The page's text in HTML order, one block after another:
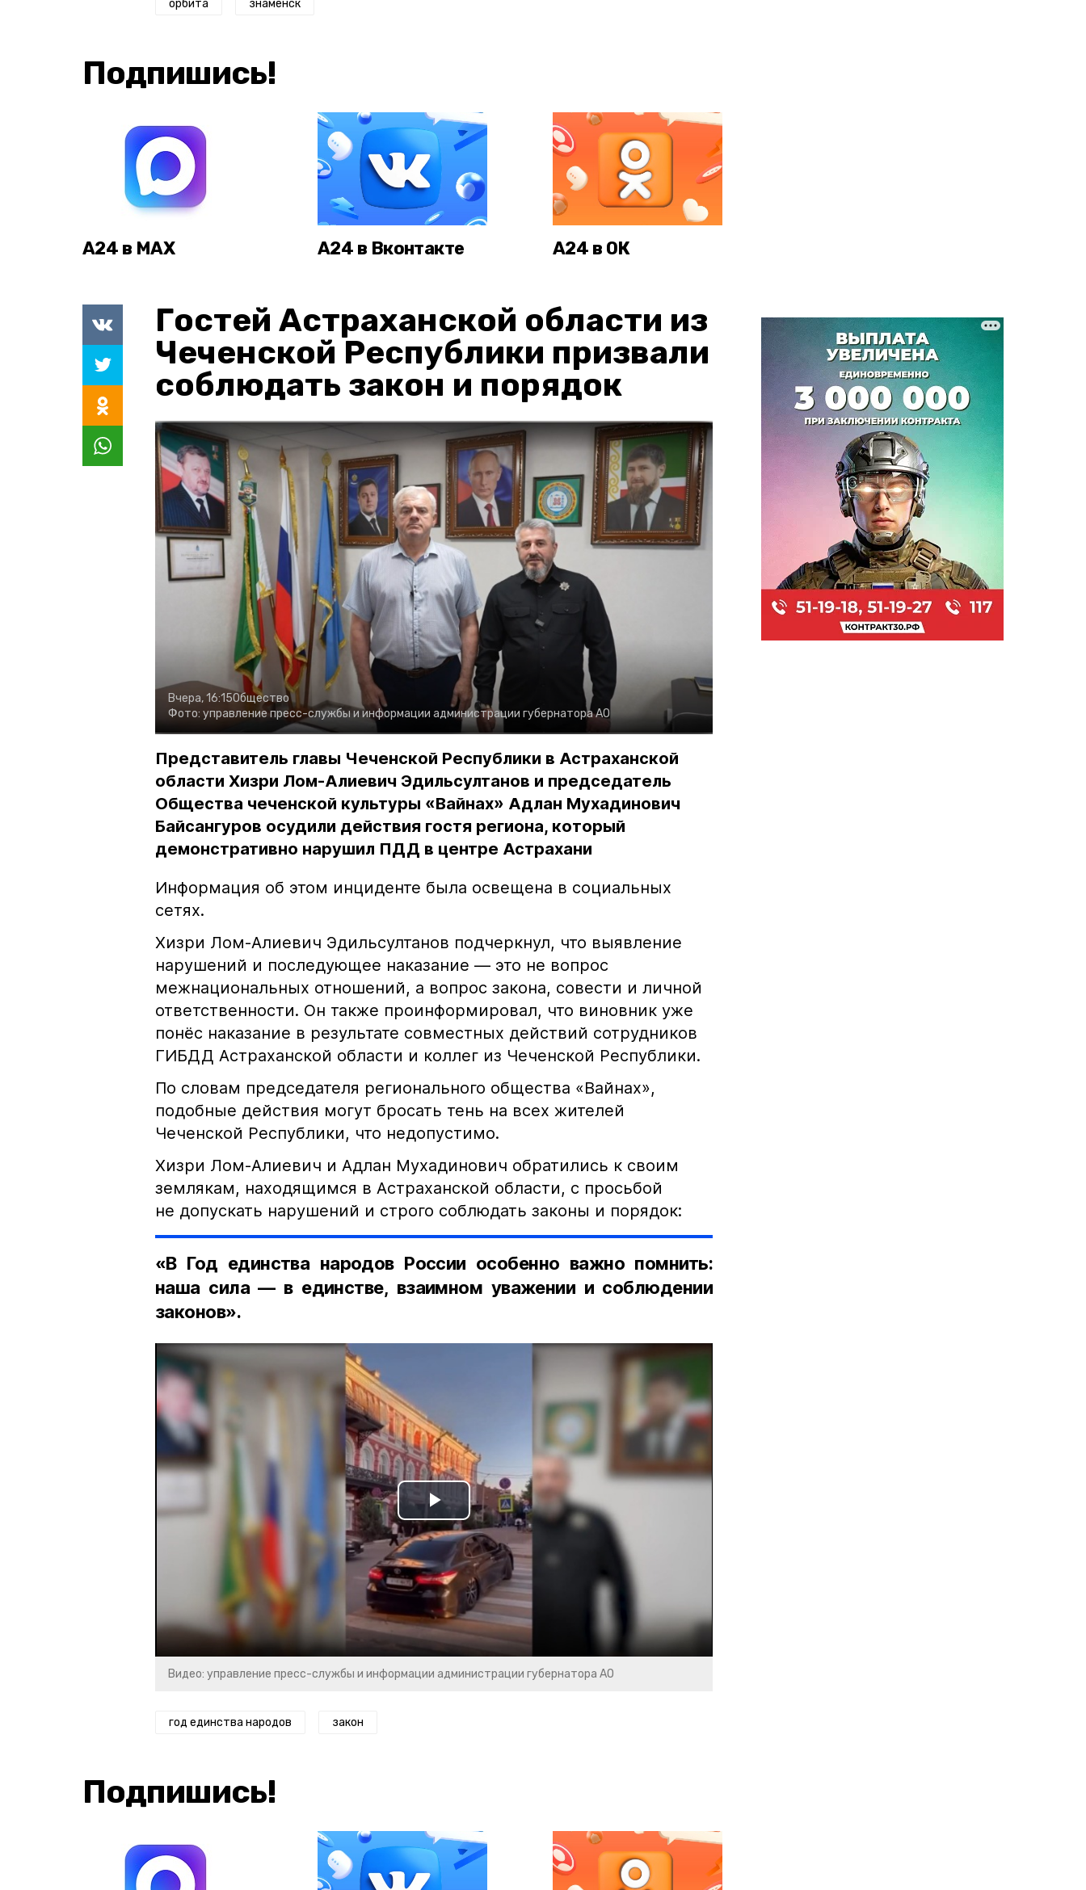
орбита знаменск
Подпишись!
А24 в MAX А24 в Вконтакте А24 в ОК
Гостей Астраханской области из
Чеченской Республики призвали
соблюдать закон и порядок
Вчера, 16:15Общество
Фото: управление пресс-службы и информации администрации губернатора АО
Представитель главы Чеченской Республики в Астраханской
области Хизри Лом-Алиевич Эдильсултанов и председатель
Общества чеченской культуры «Вайнах» Адлан Мухадинович
Байсангуров осудили действия гостя региона, который
демонстративно нарушил ПДД в центре Астрахани
Информация об этом инциденте была освещена в социальных
сетях.
Хизри Лом-Алиевич Эдильсултанов подчеркнул, что выявление
нарушений и последующее наказание — это не вопрос
межнациональных отношений, а вопрос закона, совести и личной
ответственности. Он также проинформировал, что виновник уже
понёс наказание в результате совместных действий сотрудников
ГИБДД Астраханской области и коллег из Чеченской Республики.
По словам председателя регионального общества «Вайнах»,
подобные действия могут бросать тень на всех жителей
Чеченской Республики, что недопустимо.
Хизри Лом-Алиевич и Адлан Мухадинович обратились к своим
землякам, находящимся в Астраханской области, с просьбой
не допускать нарушений и строго соблюдать законы и порядок:
«В Год единства народов России особенно важно помнить:
наша сила — в единстве, взаимном уважении и соблюдении
законов».
Play
Video
Видео: управление пресс-службы и информации администрации губернатора АО
год единства народов закон
Подпишись!